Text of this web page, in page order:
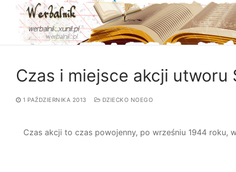
Przejdź
treści
Czas i miejsce akcji utworu
1 PAŹDZIERNIKA 2013 DZIECKO NOEGO
Czas akcji to czas powojenny, po wrześniu 1944 roku,